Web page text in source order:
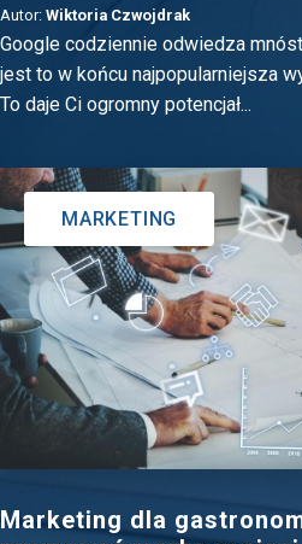
Autor: Wiktoria Czwojdrak
Google codziennie odwiedza
jest to w końcu najpopularniejsza
To daje Ci ogromny potencjał...
MARKETING
Marketing dla